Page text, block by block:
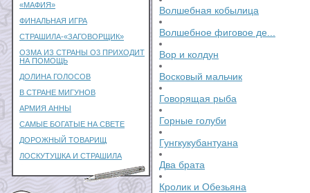
«МАФИЯ»
ФИНАЛЬНАЯ ИГРА
СТРАШИЛА-«ЗАГОВОРЩИК»
ОЗМА ИЗ СТРАНЫ О3 ПРИХОДИТ
НА ПОМОЩЬ
ДОЛИНА ГОЛОСОВ
В СТРАНЕ МИГУНОВ
АРМИЯ АННЫ
САМЫЕ БОГАТЫЕ НА СВЕТЕ
ДОРОЖНЫЙ ТОВАРИЩ
ЛОСКУТУШКА И СТРАШИЛА
Волшебная кобылица
Волшебное фиговое де...
Вор и колдун
Восковый мальчик
Говорящая рыба
Горные голуби
Гунгкукубантуана
Два брата
Кролик и Обезьяна